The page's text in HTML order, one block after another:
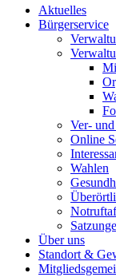
Aktuelles
Bürgerservice
Ver-
Online
Wahlen
Über uns
Standort &